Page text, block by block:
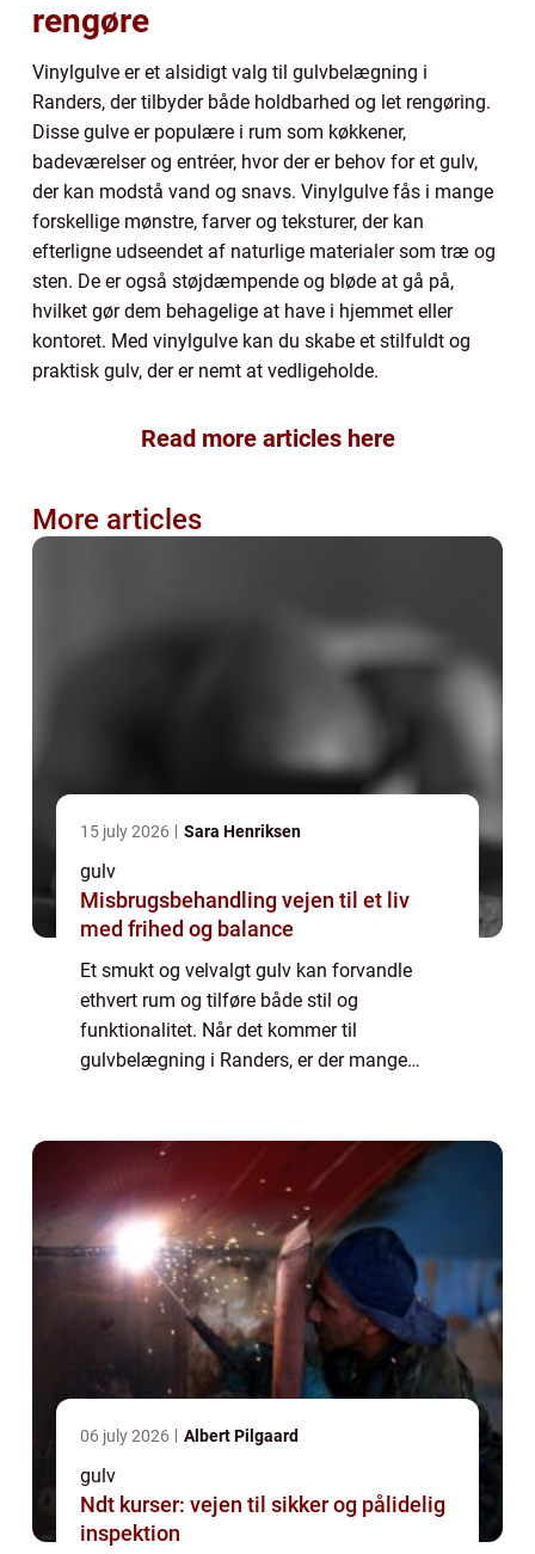
rengøre
Vinylgulve er et alsidigt valg til gulvbelægning i
Randers, der tilbyder både holdbarhed og let rengøring.
Disse gulve er populære i rum som køkkener,
badeværelser og entréer, hvor der er behov for et gulv,
der kan modstå vand og snavs. Vinylgulve fås i mange
forskellige mønstre, farver og teksturer, der kan
efterligne udseendet af naturlige materialer som træ og
sten. De er også støjdæmpende og bløde at gå på,
hvilket gør dem behagelige at have i hjemmet eller
kontoret. Med vinylgulve kan du skabe et stilfuldt og
praktisk gulv, der er nemt at vedligeholde.
Read more articles here
More articles
15 july 2026 Sara Henriksen
gulv
Misbrugsbehandling vejen til et liv
med frihed og balance
Et smukt og velvalgt gulv kan forvandle
ethvert rum og tilføre både stil og
funktionalitet. Når det kommer til
gulvbelægning i Randers, er der mange
06 july 2026 Albert Pilgaard
gulv
Ndt kurser: vejen til sikker og pålidelig
inspektion